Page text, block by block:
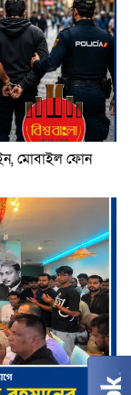
মোবাইল ফোন